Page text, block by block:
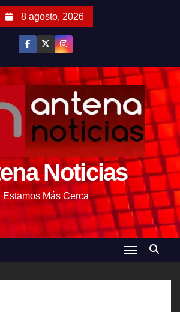
8 agosto, 2026
Noticias
Estamos Más Cerca